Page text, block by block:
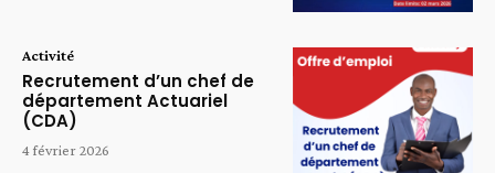
Activité
Recrutement d’un chef de
département Actuariel
(CDA)
4 février 2026